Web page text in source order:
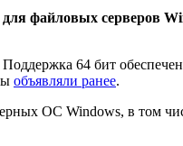
файловых
64 бит
объявляли ранее.
ОС Windows, в том